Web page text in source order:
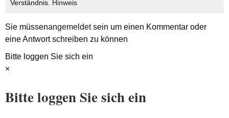
Verständnis. Hinweis
Sie müssenangemeldetsein um einen Kommentar oder
eine Antwort schreiben zu können
Bitte loggen Sie sich ein
×
Bitte loggen Sie sich ein